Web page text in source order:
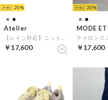
20
Atelier
￥17,600
20
￥17,600